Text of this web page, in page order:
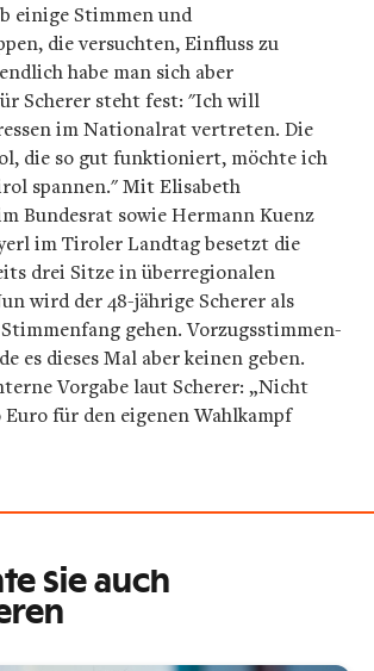
einige Stimmen und
die versuchten, Einfluss zu
habe man sich aber
Scherer steht fest: "Ich will
im Nationalrat vertreten. Die
die so gut funktioniert, möchte ich
spannen." Mit Elisabeth
Bundesrat sowie Hermann Kuenz
im Tiroler Landtag besetzt die
drei Sitze in überregionalen
wird der 48-jährige Scherer als
gehen. Vorzugsstimmen-
es dieses Mal aber keinen geben.
Vorgabe laut Scherer: „Nicht
Euro für den eigenen Wahlkampf
Sie auch